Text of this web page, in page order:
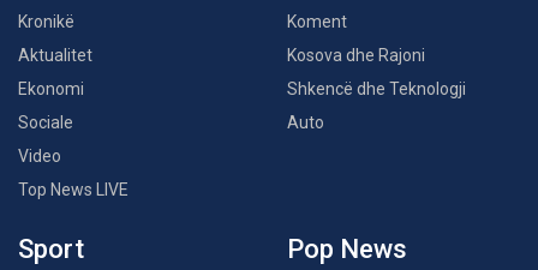
Kronikë
Aktualitet
Ekonomi
Sociale
Video
Top News LIVE
Koment
Kosova dhe Rajoni
Shkencë dhe Teknologji
Auto
Sport Pop News